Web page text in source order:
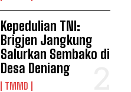
Kepedulian TNI:
Brigjen Jangkung
Salurkan Sembako di
Desa Deniang
TMMD